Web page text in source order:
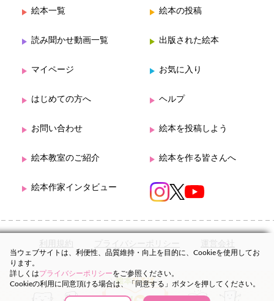
絵本一覧 絵本の投稿
読み聞かせ動画一覧 出版された絵本
マイページ お気に入り
はじめての方へ ヘルプ
お問い合わせ 絵本を投稿しよう
絵本教室のご紹介 絵本を作る皆さんへ
絵本作家インタビュー
利用規約 プライバシーポリシー 運営会社
当ウェブサイトは、利便性、品質維持・向上を目的に、Cookieを使用してお
ります。
詳しくはプライバシーポリシーをご参照ください。
Cookieの利用に同意頂ける場合は、「同意する」ボタンを押してください。